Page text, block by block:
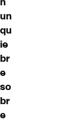
un
qu
ie
br
e
so
br
e